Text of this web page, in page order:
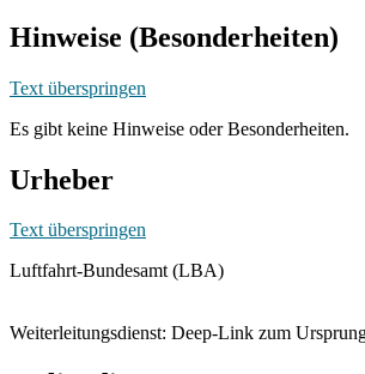
Hinweise (Besonderheiten)
Text überspringen
Es gibt keine Hinweise oder Besonderheiten.
Urheber
Text überspringen
Luftfahrt-Bundesamt (LBA)
Weiterleitungsdienst: Deep-Link zum